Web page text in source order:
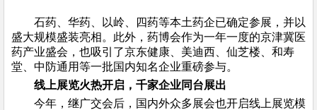
石药、华药、以岭、四药等本土药企已确定参展，并以
盛大规模盛装亮相。此外，药博会作为一年一度的京津冀医
药产业盛会，也吸引了京东健康、美迪西、仙芝楼、和寿
堂、中防通用等一批国内知名企业重磅参与。
线上展览火热开启，千家企业同台展出
今年，继广交会后，国内外众多展会也开启线上展览模